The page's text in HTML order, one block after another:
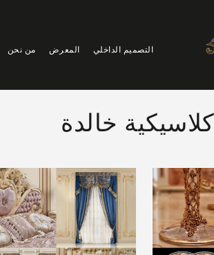
التصميم الداخلي المعرض من نحن
خالدة